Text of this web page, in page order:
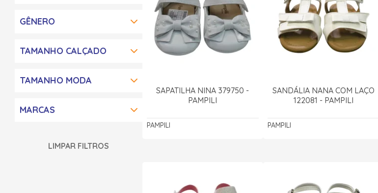
GÊNERO
TAMANHO CALÇADO
TAMANHO MODA
MARCAS
LIMPAR FILTROS
SAPATILHA NINA 379750 -
PAMPILI
PAMPILI
SANDÁLIA NANA COM LAÇO
122081 - PAMPILI
PAMPILI